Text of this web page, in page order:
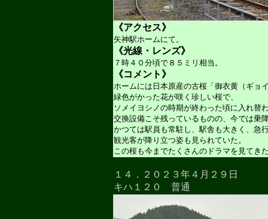
《アクセス》
矢神駅ホームにて。
《光線・レンズ》
７時４０分頃で８５ミリ相当。
《コメント》
ホームには日本原産の古桜「御衣黄（ギョ
緑色がかった花が咲く珍しい桜で、
ソメイヨシノの時期が終わった頃に入れ替
交換設備こそ残っているものの、今では乗
かつては駅員も常駐し、駅舎も大きく、急
観光客が降り立つ姿も見られていた。
この桜も今までたくさんのドラマを見てき
１４．２０２３年４月２９日
キハ１２０ 普通